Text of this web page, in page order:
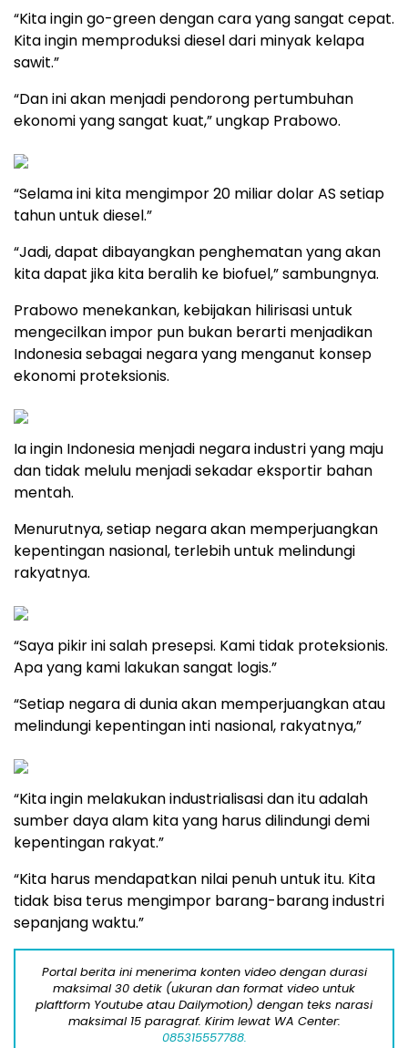
“Kita ingin go-green dengan cara yang sangat cepat.
Kita ingin memproduksi diesel dari minyak kelapa
sawit.”
“Dan ini akan menjadi pendorong pertumbuhan
ekonomi yang sangat kuat,” ungkap Prabowo.
“Selama ini kita mengimpor 20 miliar dolar AS setiap
tahun untuk diesel.”
“Jadi, dapat dibayangkan penghematan yang akan
kita dapat jika kita beralih ke biofuel,” sambungnya.
Prabowo menekankan, kebijakan hilirisasi untuk
mengecilkan impor pun bukan berarti menjadikan
Indonesia sebagai negara yang menganut konsep
ekonomi proteksionis.
Ia ingin Indonesia menjadi negara industri yang maju
dan tidak melulu menjadi sekadar eksportir bahan
mentah.
Menurutnya, setiap negara akan memperjuangkan
kepentingan nasional, terlebih untuk melindungi
rakyatnya.
“Saya pikir ini salah presepsi. Kami tidak proteksionis.
Apa yang kami lakukan sangat logis.”
“Setiap negara di dunia akan memperjuangkan atau
melindungi kepentingan inti nasional, rakyatnya,”
“Kita ingin melakukan industrialisasi dan itu adalah
sumber daya alam kita yang harus dilindungi demi
kepentingan rakyat.”
“Kita harus mendapatkan nilai penuh untuk itu. Kita
tidak bisa terus mengimpor barang-barang industri
sepanjang waktu.”
Portal berita ini menerima konten video dengan durasi
maksimal 30 detik (ukuran dan format video untuk
plaftform Youtube atau Dailymotion) dengan teks narasi
maksimal 15 paragraf. Kirim lewat WA Center:
085315557788.